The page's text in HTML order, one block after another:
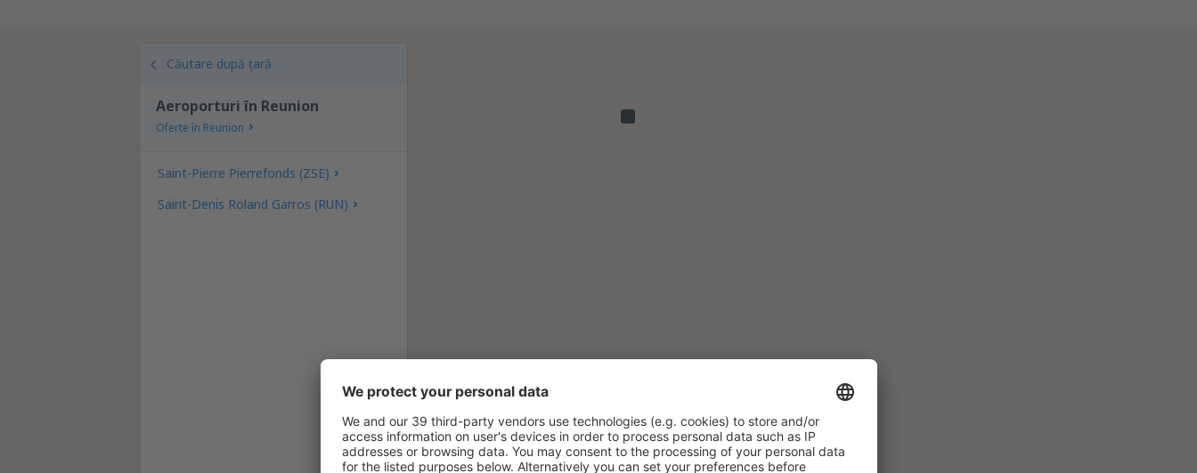
Căutare după țară
Aeroporturi în Reunion
Oferte în Reunion
Saint-Pierre Pierrefonds (ZSE)
Saint-Denis Roland Garros (RUN)